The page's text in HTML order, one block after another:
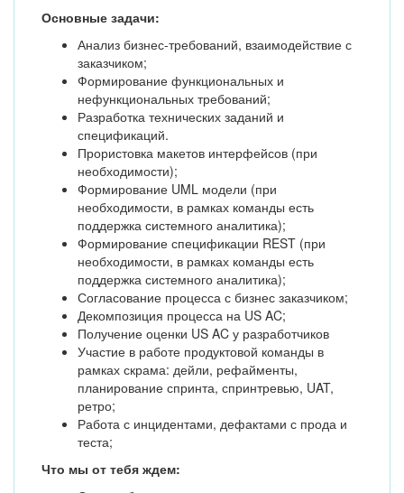
Основные задачи:
Анализ бизнес-требований, взаимодействие с
заказчиком;
Формирование функциональных и
нефункциональных требований;
Разработка технических заданий и
спецификаций.
Прористовка макетов интерфейсов (при
необходимости);
Формирование UML модели (при
необходимости, в рамках команды есть
поддержка системного аналитика);
Формирование спецификации REST (при
необходимости, в рамках команды есть
поддержка системного аналитика);
Согласование процесса с бизнес заказчиком;
Декомпозиция процесса на US AC;
Получение оценки US AC у разработчиков
Участие в работе продуктовой команды в
рамках скрама: дейли, рефайменты,
планирование спринта, спринтревью, UAT,
ретро;
Работа с инцидентами, дефактами с прода и
теста;
Что мы от тебя ждем: